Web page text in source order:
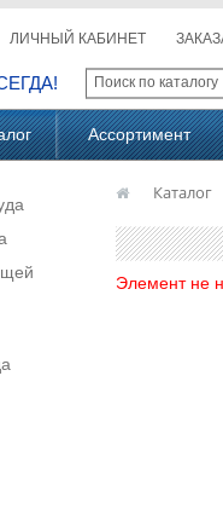
ЛИЧНЫЙ КАБИНЕТ
Ассортимент
Каталог
Элемент не